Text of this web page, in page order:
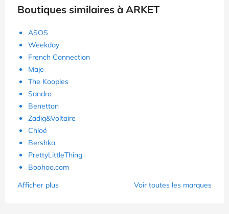
Boutiques similaires à ARKET
ASOS
Weekday
French Connection
Maje
The Kooples
Sandro
Benetton
Zadig&Voltaire
Chloé
Bershka
PrettyLittleThing
Boohoo.com
Afficher plus
Voir toutes les marques